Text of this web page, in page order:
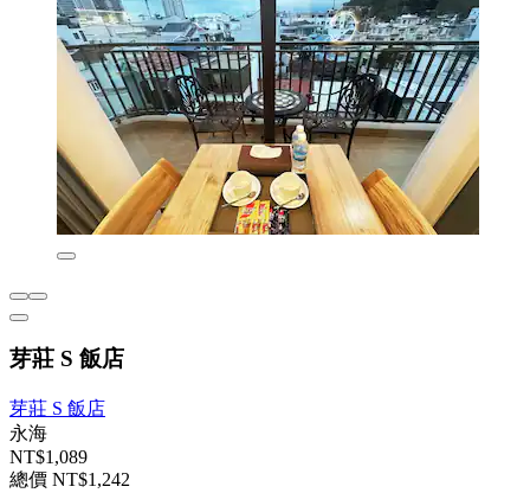
芽莊 S 飯店
芽莊 S 飯店
永海
NT$1,089
總價 NT$1,242